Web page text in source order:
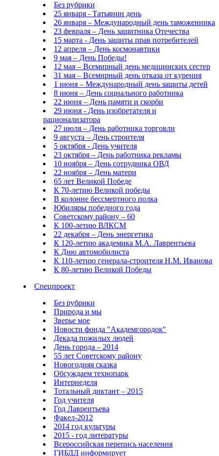
Без рубрики
25 января - Татьянин день
26 января – Международный день таможенника
23 февраля – День защитника Отечества
15 марта - День защиты прав потребителей
12 апреля – День космонавтики
9 мая – День Победы!
12 мая – Всемирный день медицинских сестер
31 мая – Всемирный день отказа от курения
1 июня – Международный день защиты детей
8 июня – День социального работника
22 июня – День памяти и скорби
29 июня - День изобретателя и
рационализатора
27 июля – День работника торговли
9 августа – День строителя
5 октября - День учителя
23 октября – День работника рекламы
10 ноября – День сотрудника ОВД
22 ноября – День матери
65 лет Великой Победе
К 70-летию Великой победы
В колонне бессмертного полка
Юбиляры победного года
Советскому району – 60
К 100-летию ВЛКСМ
22 декабря – День энергетика
К 120-летию академика М.А. Лаврентьева
К Дню автомобилиста
К 110-летию генерала-строителя Н.М. Иванова
К 80-летию Великой Победы
Спецпроект
Без рубрики
Природа и мы
Зверье мое
Новости фонда "Академгородок"
Декада пожилых людей
День города – 2014
55 лет Советскому району
Новогодняя сказка
Обсуждаем технопарк
Интернеделя
Тотальный диктант – 2015
Год учителя
Год Лаврентьева
Факел-2012
2014 год культуры
2015 - год литературы
Всероссийская перепись населения
ГИБДД информирует